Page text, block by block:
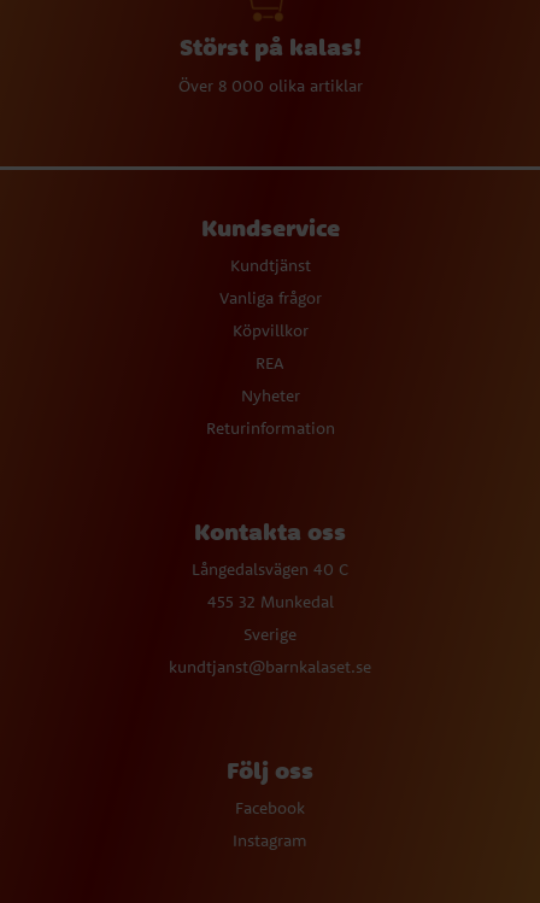
Störst på kalas!
Över 8 000 olika artiklar
Kundservice
Kundtjänst
Vanliga frågor
Köpvillkor
REA
Nyheter
Returinformation
Kontakta oss
Långedalsvägen 40 C
455 32 Munkedal
Sverige
kundtjanst@barnkalaset.se
Följ oss
Facebook
Instagram